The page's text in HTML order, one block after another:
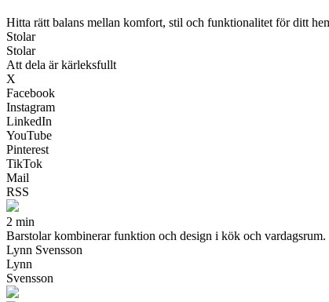
Hitta rätt balans mellan komfort, stil och funktionalitet för ditt
Stolar
Stolar
Att dela är kärleksfullt
X
Facebook
Instagram
LinkedIn
YouTube
Pinterest
TikTok
Mail
RSS
2 min
Barstolar kombinerar funktion och design i kök och
Lynn Svensson
Lynn
Svensson